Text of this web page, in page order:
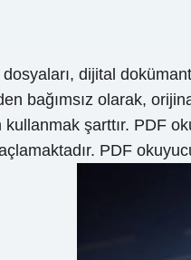
dijital
bağımsız olarak,
kullanmak şarttır. PDF
PDF